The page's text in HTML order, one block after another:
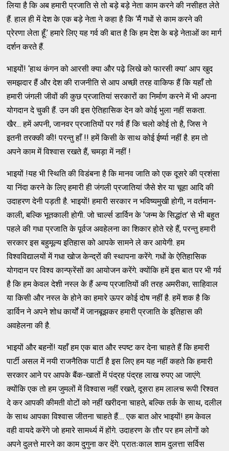
लिया है कि अब हमारी प्रजाति से तो बड़े बड़े नेता काम करने की नसीहत लेते
हैं. हाल ही में देश के एक बड़े नेता ने कहा है कि ‘मैं गधों से काम करने की
प्रेरणा लेता हूँ.’ हमारे लिए यह गर्व की बात है कि हम देश के बड़े नेताओं का मार्ग
दर्शन करते हैं.
भाइयों! ‘हाथ कंगन को आरसी क्या और पढ़े लिखे को फारसी क्या’ आप खुद
समझदार हैं और देश की राजनीति से आप अच्छी तरह वाकिफ हैं कि यहाँ तो
हमारी जंगली जीवों की कुछ प्रजातियां सरकारों का निर्माण करने में भी अपना
योगदान दे चुकी हैं. उन की इस ऐतिहासिक देन को कोई भुला नहीं सकता.
खैर... हमें अपनी, जानवर प्रजातियों पर गर्व हैं कि चलो कोई तो है, जिस ने
इतनी तरक्की की! परन्तु हाँ !! हमें किसी के साथ कोई ईर्ष्या नहीं है. हम तो
अपने काम में विश्वास रखते हैं, चमड़ा में नहीं !
भाइयों !यह भी स्थिति की विडंबना है कि मानव जाति को एक दूसरे की प्रशंसा
या निंदा करने के लिए हमारी ही जंगली प्रजातियां जैसे शेर या चूहा आदि की
उदाहरण देनी पड़ती है. भाइयों! हमारी सरकार न भविष्यमुखी होगी, न वर्तमान-
काली, बल्कि भूतकाली होगी. जो चार्ल्स डार्विन के ‘जन्म के सिद्धांत’ से भी बहुत
पहले की गधा प्रजाति के पूर्वज अवहेलना का शिकार होते रहे हैं, परन्तु हमारी
सरकार इस बहुमूल्य इतिहास को आपके सामने ले कर आयेगी. हम
विश्वविद्यालयों में गधा खोज केन्द्रों की स्थापना करेंगे. गधों के ऐतिहासिक
योगदान पर विश्व कान्फ्रेंसों का आयोजन करेंगे. क्योंकि हमें इस बात पर भी गर्व
है कि हम केवल देशी नस्ल के हैं अन्य प्रजातियों की तरह अमरीका, साहिवाल
या किसी और नस्ल के होने का हमारे ऊपर कोई दोष नहीं है. हमें शक है कि
डार्विन ने अपने शोध कार्यों में जानबूझकर हमारी प्रजाति के इतिहास की
अवहेलना की है.
भाइयों और बहनों! यहाँ हम एक बात और स्पष्ट कर देना चाहते हैं कि हमारी
पार्टी असल में नयी राजनैतिक पार्टी है इस लिए हम यह नहीं कहते कि हमारी
सरकार आने पर आपके बैंक-खातों में पंद्रह पंद्रह लाख रुपए आ जाएंगे.
क्योंकि एक तो हम जुमलों में विश्वास नहीं रखते, दूसरा हम लालच रूपी रिश्वत
दे कर आपकी कीमती वोटों को नहीं खरीदना चाहते, बल्कि तर्क के साथ, दलील
के साथ आपका विश्वास जीतना चाहते हैं.... एक बात ओर भाइयों! हम केवल
वही वायदे करेंगे जो हमारे सामर्थ्य में होंगे. उदाहरण के तौर पर हम लोगों को
अपने दुलत्ते मारने का काम दुगुना कर देंगे. प्रातःकाल शाम दुलत्ता सर्विस